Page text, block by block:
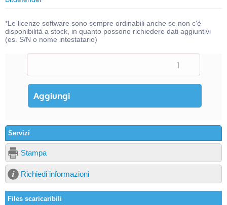
*Le licenze software sono sempre ordinabili anche se non c'è
disponibilità a stock, in quanto possono richiedere dati aggiuntivi
(es. S/N o nome intestatario)
Servizi
Stampa
Richiedi informazioni
Files scaricaribili